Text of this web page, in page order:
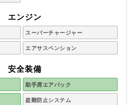
エンジン
スーパーチャージャー
エアサスペンション
安全装備
助手席エアバック
盗難防止システム